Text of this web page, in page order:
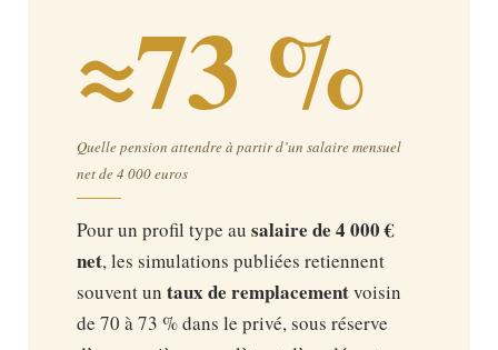
≈73 %
Quelle pension attendre à partir d’un salaire mensuel
net de 4 000 euros
Pour un profil type au salaire de 4 000 €
net, les simulations publiées retiennent
souvent un taux de remplacementvoisin
de 70 à 73 % dans le privé, sous réserve